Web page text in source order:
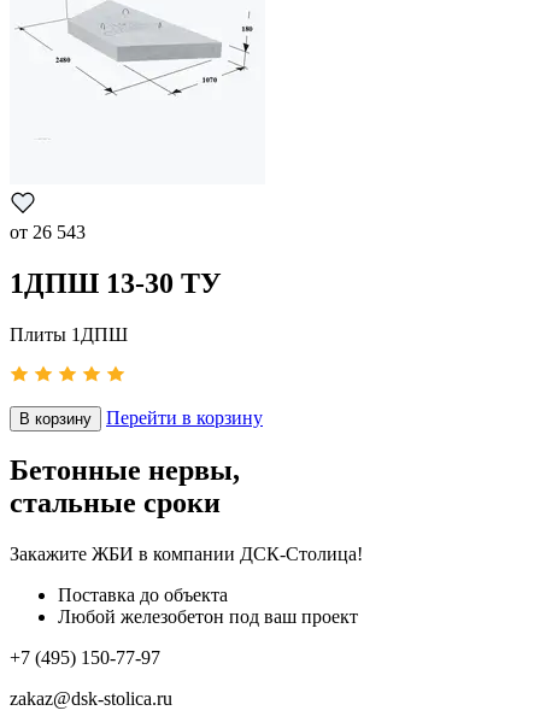
от 26 543
1ДПШ 13-30 ТУ
Плиты 1ДПШ
В корзину Перейти в корзину
Бетонные нервы,
стальные сроки
Закажите ЖБИ в компании ДСК-Столица!
Поставка до объекта
Любой железобетон под ваш проект
+7 (495) 150-77-97
zakaz@dsk-stolica.ru